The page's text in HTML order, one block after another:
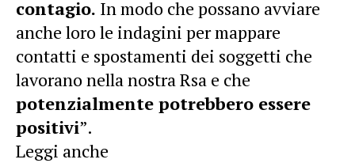
contagio. In modo che possano avviare
anche loro le indagini per mappare
contatti e spostamenti dei soggetti che
lavorano nella nostra Rsa e che
potenzialmente potrebbero essere
positivi”.
Leggi anche